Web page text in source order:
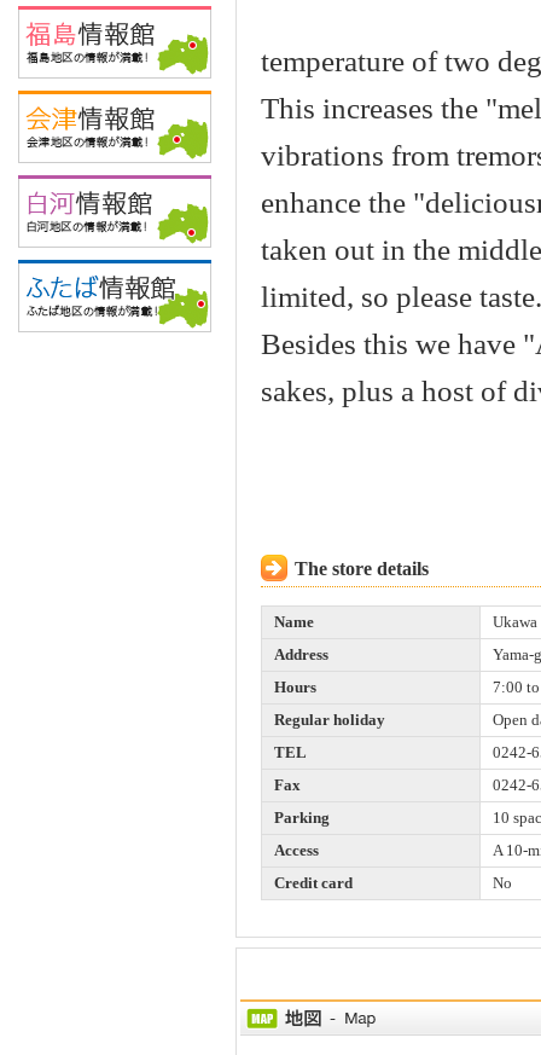
temperature of two
This increases the
vibrations from
enhance the
taken out in the
limited, so please taste.
Besides this we have
sakes, plus a host of
The store details
Name
Address
Yama-
Hours
7:00
Regular holiday
Open
TEL
0242-
Fax
0242-
Parking
10
Access
A 10-
Credit card
No